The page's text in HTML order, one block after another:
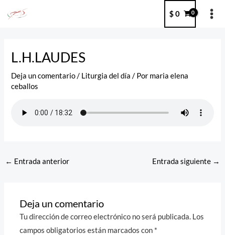
$ 0
L.H.LAUDES
Deja un comentario / Liturgia del día / Por maria elena
ceballos
← Entrada anterior Entrada siguiente →
Deja un comentario
Tu dirección de correo electrónico no será publicada. Los
campos obligatorios están marcados con *